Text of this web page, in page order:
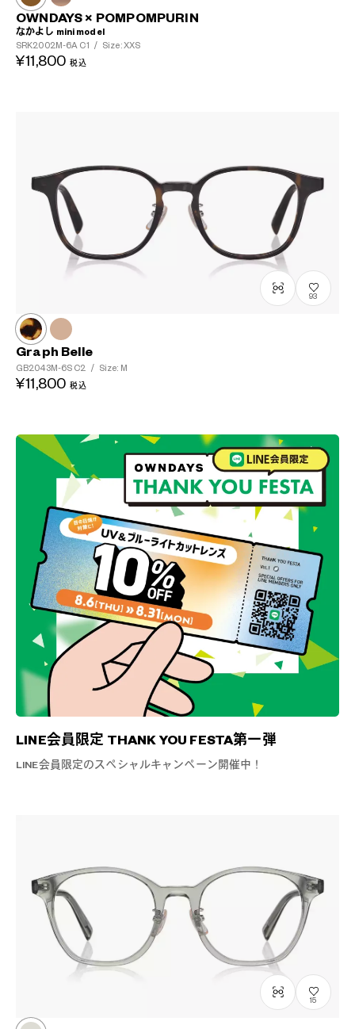
LINE会員限定 THANK YOU FESTA第一弾
LINE会員限定のスペシャルキャンペーン開催中！
OWNDAYS × POMPOMPURIN
なかよし mini model
SRK2002M-6A C1 / Size: XXS
¥11,800 税込
93
Graph Belle
GB2043M-6S C2 / Size: M
¥11,800 税込
15